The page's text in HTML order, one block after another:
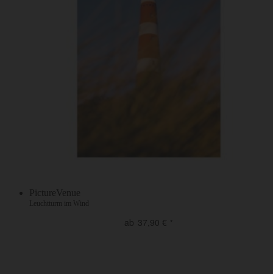
PictureVenue
Leuchtturm im Wind
ab 37,90 €